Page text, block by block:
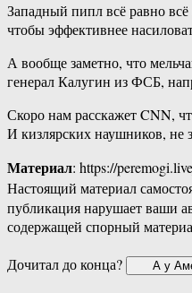
Западный пипл всё равно
чтобы эффективнее
А вообще заметно, что
генерал Калугин из ФСБ,
Скоро нам расскажет CNN,
И кизлярских наушников, не
Материал: https://
Настоящий материал
публикация нарушает ваши
содержащей спорный
Дочитал до конца?